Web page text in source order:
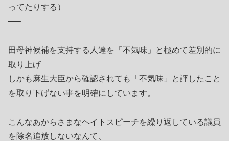
ってたりする）
—–
田母神候補を支持する人達を「不気味」と極めて差別的に
取り上げ
しかも麻生大臣から確認されても「不気味」と評したこと
を取り下げない事を明確にしています。
こんなあからさまなヘイトスピーチを繰り返している議員
を除名追放しないなんて、